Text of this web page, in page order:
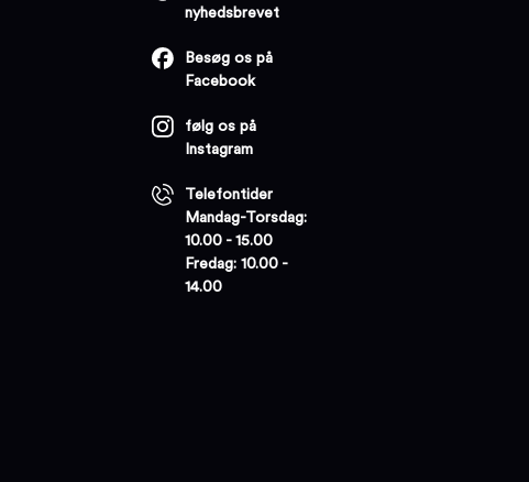
nyhedsbrevet
Besøg os på
Facebook
følg os på
Instagram
Telefontider
Mandag-Torsdag:
10.00 - 15.00
Fredag: 10.00 -
14.00